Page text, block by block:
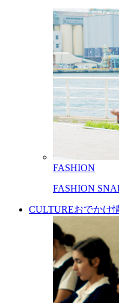
FASHION
FASHION
CULTUREおでかけ